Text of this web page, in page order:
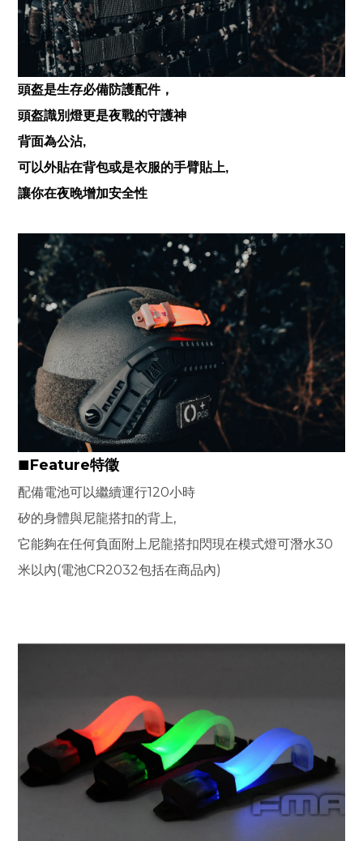
頭盔是生存必備防護配件，
頭盔識別燈更是夜戰的守護神
背面為公沾,
可以外貼在背包或是衣服的手臂貼上,
讓你在夜晚增加安全性
■Feature特徵
配備電池可以繼續運行120小時
矽的身體與尼龍搭扣的背上,
它能夠在任何負面附上尼龍搭扣閃現在模式燈可潛水30
米以內(電池CR2032包括在商品內)